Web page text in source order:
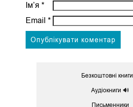
Ім’я *
Email *
Безкоштовні
Аудіокниги 🔊
Письменники